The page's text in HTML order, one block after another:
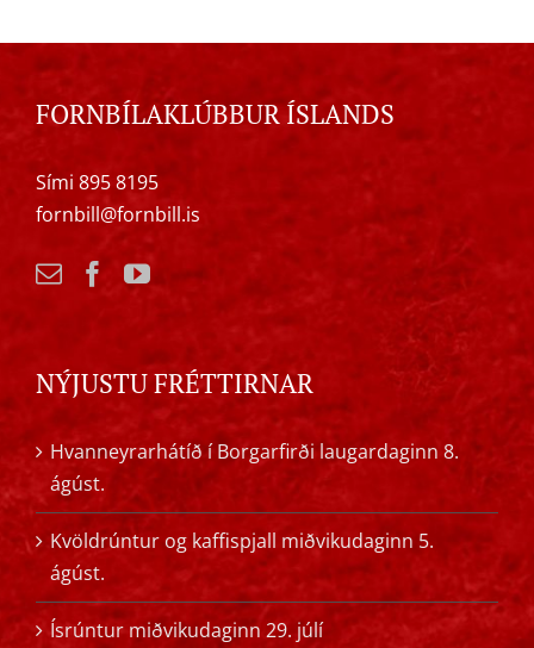
FORNBÍLAKLÚBBUR ÍSLANDS
Sími 895 8195
fornbill@fornbill.is
NÝJUSTU FRÉTTIRNAR
Hvanneyrarhátíð í Borgarfirði laugardaginn 8.
ágúst.
Kvöldrúntur og kaffispjall miðvikudaginn 5.
ágúst.
Ísrúntur miðvikudaginn 29. júlí